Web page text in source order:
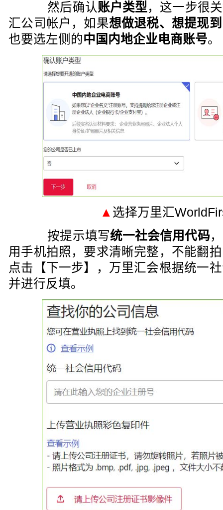
然后确认账户类型 ，这一步很
汇公司帐户，如果想做退税、想提现
也要选左侧的中国内地企业电商账号。
▲ 选择万里汇
按提示填写统一社会信用代码
用手机拍照，要求清晰完整，不能翻
点击【下一步】，万里汇会根据统一
并进行反填。